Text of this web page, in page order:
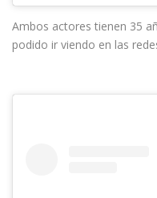
Ambos actores tienen 35
podido ir viendo en las